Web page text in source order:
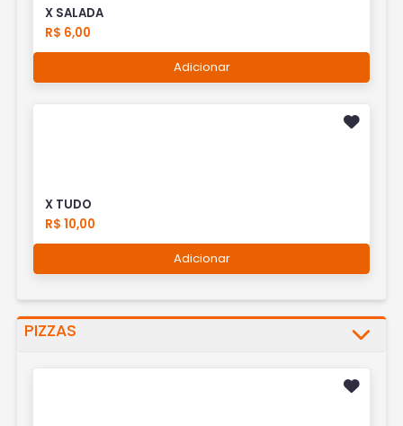
X SALADA
R$ 6,00
Adicionar
X TUDO
R$ 10,00
Adicionar
PIZZAS